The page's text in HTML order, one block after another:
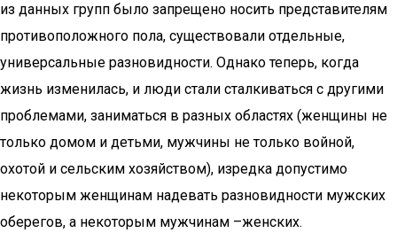
из данных групп было запрещено носить представителям
противоположного пола, существовали отдельные,
универсальные разновидности. Однако теперь, когда
жизнь изменилась, и люди стали сталкиваться с другими
проблемами, заниматься в разных областях (женщины не
только домом и детьми, мужчины не только войной,
охотой и сельским хозяйством), изредка допустимо
некоторым женщинам надевать разновидности мужских
оберегов, а некоторым мужчинам –женских.